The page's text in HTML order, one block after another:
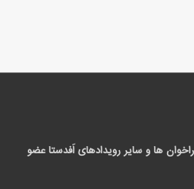
ها و سایر رویدادهای اَفدستا عضو